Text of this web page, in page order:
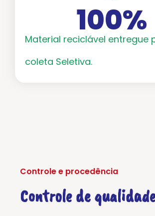
Material reciclável entregue
coleta Seletiva.
100%
Controle e procedência
Controle de qualidade